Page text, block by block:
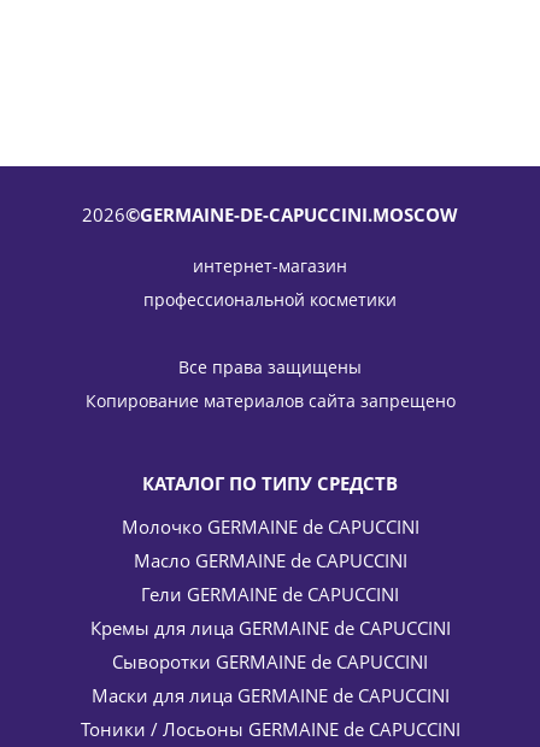
4 063руб. /шт 4 780руб.
-15% Экономия 717руб.
Эмульсия солнцезащитная антивозрастная для лица SPF
30 Sun Anti-Ageing Protective Fluid Germaine de Capuccini
2026©GERMAINE-DE-CAPUCCINI.MOSCOW
интернет-магазин
профессиональной косметики
Все права защищены
Копирование материалов сайта запрещено
КАТАЛОГ ПО ТИПУ СРЕДСТВ
Молочко GERMAINE de CAPUCCINI
Масло GERMAINE de CAPUCCINI
Гели GERMAINE de CAPUCCINI
Кремы для лица GERMAINE de CAPUCCINI
Сыворотки GERMAINE de CAPUCCINI
Маски для лица GERMAINE de CAPUCCINI
Тоники / Лосьоны GERMAINE de CAPUCCINI